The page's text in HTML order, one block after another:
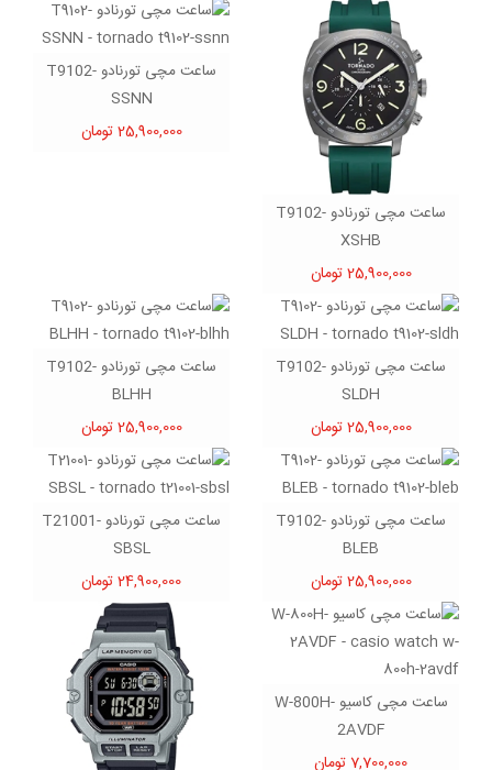
ساعت مچی تورنادو T9102-
XSHB
25,900,000 تومان
ساعت مچی تورنادو T9102-
SSNN
25,900,000 تومان
ساعت مچی تورنادو T9102-
SLDH
25,900,000 تومان
ساعت مچی تورنادو T9102-
BLHH
25,900,000 تومان
ساعت مچی تورنادو T9102-
BLEB
25,900,000 تومان
ساعت مچی تورنادو T21001-
SBSL
24,900,000 تومان
ساعت مچی کاسیو W-800H-
2AVDF
7,700,000 تومان